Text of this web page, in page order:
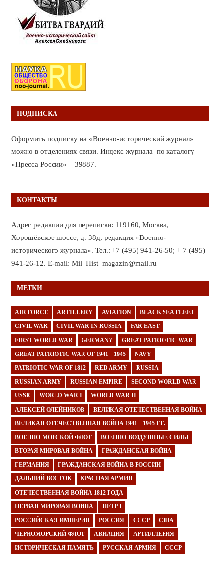
ПОДПИСКА
Оформить подписку на «Военно-исторический журнал»
можно в отделениях связи. Индекс журнала по каталогу
«Пресса России» – 39887.
КОНТАКТЫ
Адрес редакции для переписки: 119160, Москва,
Хорошёвское шоссе, д. 38д, редакция «Военно-
исторического журнала». Тел.: +7 (495) 941-26-50; + 7 (495)
941-26-12. E-mail: Mil_Hist_magazin@mail.ru
МЕТКИ
AIR FORCE ARTILLERY AVIATION BLACK SEA FLEET
CIVIL WAR CIVIL WAR IN RUSSIA FAR EAST
FIRST WORLD WAR GERMANY GREAT PATRIOTIC WAR
GREAT PATRIOTIC WAR OF 1941—1945 NAVY
PATRIOTIC WAR OF 1812 RED ARMY RUSSIA
RUSSIAN ARMY RUSSIAN EMPIRE SECOND WORLD WAR
USSR WORLD WAR I WORLD WAR II
АЛЕКСЕЙ ОЛЕЙНИКОВ ВЕЛИКАЯ ОТЕЧЕСТВЕННАЯ ВОЙНА
ВЕЛИКАЯ ОТЕЧЕСТВЕННАЯ ВОЙНА 1941—1945 ГГ.
ВОЕННО-МОРСКОЙ ФЛОТ ВОЕННО-ВОЗДУШНЫЕ СИЛЫ
ВТОРАЯ МИРОВАЯ ВОЙНА ГРАЖДАНСКАЯ ВОЙНА
ГЕРМАНИЯ ГРАЖДАНСКАЯ ВОЙНА В РОССИИ
ДАЛЬНИЙ ВОСТОК КРАСНАЯ АРМИЯ
ОТЕЧЕСТВЕННАЯ ВОЙНА 1812 ГОДА
ПЕРВАЯ МИРОВАЯ ВОЙНА ПЁТР I
РОССИЙСКАЯ ИМПЕРИЯ РОССИЯ СССР США
ЧЕРНОМОРСКИЙ ФЛОТ АВИАЦИЯ АРТИЛЛЕРИЯ
ИСТОРИЧЕСКАЯ ПАМЯТЬ РУССКАЯ АРМИЯ СССР